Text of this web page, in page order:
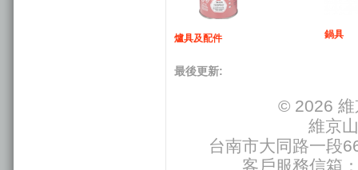
爐具及配件 鍋具
最後更新:
© 2026 維
維京
台南市大同路一段
客戶服務信箱